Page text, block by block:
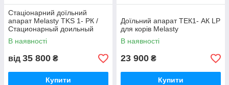
Стаціонарний доїльний
апарат Melasty TKS 1- РК /
Стационарный доильный
аппарат Melasty TKS-1 РК
В наявності
від 35 800 ₴
Купити
Доїльний апарат ТЕК1- АК LP
для корів Melasty
В наявності
23 900 ₴
Купити